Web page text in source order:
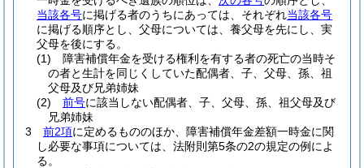
当該各号に掲げる者のうちにあっては、それぞれ当該各号
に掲げる順序とし、父母については、養父母を先にし、実
父母を後にする。
(1)
障害補償年金を受ける権利を有する者の死亡の当時そ
の者と生計を同じくしていた配偶者、子、父母、孫、祖
父母及び兄弟姉妹
(2)
前号に該当しない配偶者、子、父母、孫、祖父母及び
兄弟姉妹
3
前2項に定めるもののほか、障害補償年金差額一時金に関
し必要な事項については、法附則第5条の2の規定の例によ
る。